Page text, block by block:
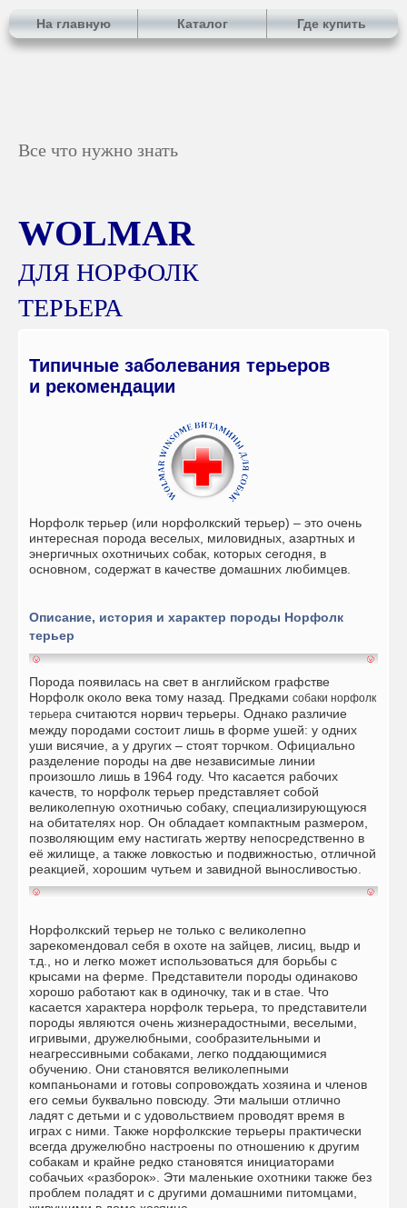
На главную Каталог Где купить
Все что нужно знать
WOLMAR
ДЛЯ НОРФОЛК
ТЕРЬЕРА
Типичные заболевания терьеров
и рекомендации
Норфолк терьер (или норфолкский терьер) – это очень
интересная порода веселых, миловидных, азартных и
энергичных охотничьих собак, которых сегодня, в
основном, содержат в качестве домашних любимцев.
Описание, история и характер породы Норфолк
терьер
Порода появилась на свет в английском графстве
Норфолк около века тому назад. Предками собаки норфолк
терьера считаются норвич терьеры. Однако различие
между породами состоит лишь в форме ушей: у одних
уши висячие, а у других – стоят торчком. Официально
разделение породы на две независимые линии
произошло лишь в 1964 году. Что касается рабочих
качеств, то норфолк терьер представляет собой
великолепную охотничью собаку, специализирующуюся
на обитателях нор. Он обладает компактным размером,
позволяющим ему настигать жертву непосредственно в
её жилище, а также ловкостью и подвижностью, отличной
реакцией, хорошим чутьем и завидной выносливостью.
Норфолкский терьер не только с великолепно
зарекомендовал себя в охоте на зайцев, лисиц, выдр и
т.д., но и легко может использоваться для борьбы с
крысами на ферме. Представители породы одинаково
хорошо работают как в одиночку, так и в стае. Что
касается характера норфолк терьера, то представители
породы являются очень жизнерадостными, веселыми,
игривыми, дружелюбными, сообразительными и
неагрессивными собаками, легко поддающимися
обучению. Они становятся великолепными
компаньонами и готовы сопровождать хозяина и членов
его семьи буквально повсюду. Эти малыши отлично
ладят с детьми и с удовольствием проводят время в
играх с ними. Также норфолкские терьеры практически
всегда дружелюбно настроены по отношению к другим
собакам и крайне редко становятся инициаторами
собачьих «разборок». Эти маленькие охотники также без
проблем поладят и с другими домашними питомцами,